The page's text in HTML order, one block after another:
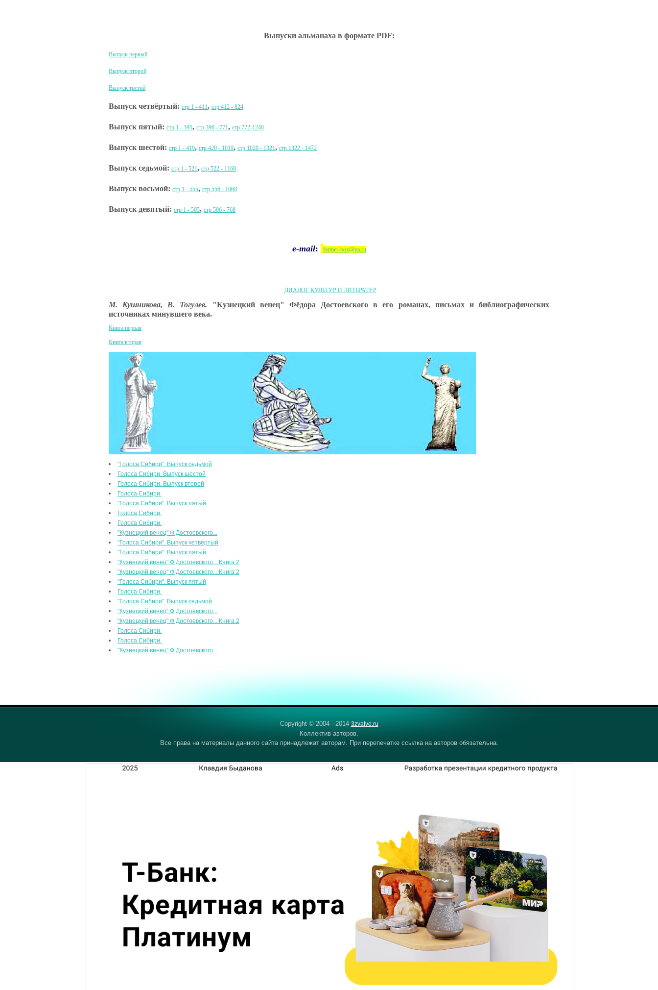
Выпуски альманаха в формате PDF:
Выпуск первый
Выпуск второй
Выпуск третий
Выпуск четвёртый: стр 1 - 411, стр 412 - 824
Выпуск пятый: стр 1 - 395, стр 396 - 771, стр 772-1248
Выпуск шестой: стр 1 - 419, стр 420 - 1019, стр 1020 - 1321, стр 1322 - 1472
Выпуск седьмой: стр 1 - 521, стр 522 - 1168
Выпуск восьмой: стр 1 - 555, стр 556 - 1068
Выпуск девятый: стр 1 - 505, стр 506 - 768
e-mail: farmer-box@ya.ru
ДИАЛОГ КУЛЬТУР И ЛИТЕРАТУР
М. Кушникова, В. Тогулев. "Кузнецкий венец" Фёдора Достоевского в его романах, письмах и библиографических
источниках минувшего века.
Книга первая
Книга вторая
"Голоса Сибири". Выпуск седьмой
Голоса Сибири. Выпуск шестой
Голоса Сибири. Выпуск второй
Голоса Сибири.
"Голоса Сибири". Выпуск пятый
Голоса Сибири.
Голоса Сибири.
"Кузнецкий венец" Ф.Достоевского...
"Голоса Сибири". Выпуск четвёртый
"Голоса Сибири". Выпуск пятый
"Кузнецкий венец" Ф.Достоевского... Книга 2
"Кузнецкий венец" Ф.Достоевского... Книга 2
"Голоса Сибири". Выпуск пятый
Голоса Сибири.
"Голоса Сибири". Выпуск седьмой
"Кузнецкий венец" Ф.Достоевского...
"Кузнецкий венец" Ф.Достоевского... Книга 2
Голоса Сибири.
Голоса Сибири.
"Кузнецкий венец" Ф.Достоевского...
Copyright © 2004 - 2014 3zvalve.ru
Коллектив авторов.
Все права на материалы данного сайта принадлежат авторам. При перепечатке ссылка на авторов обязательна.